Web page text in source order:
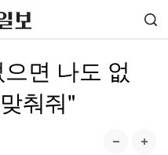
면 나도 없
춰줘"